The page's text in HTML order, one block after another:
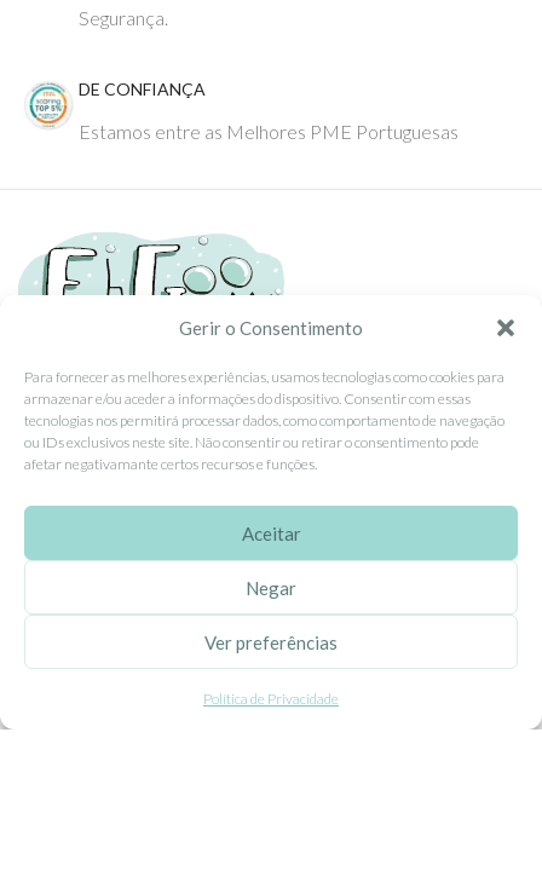
Gerir o Consentimento
Para fornecer as melhores experiências, usamos tecnologias como cookies para
armazenar e/ou aceder a informações do dispositivo. Consentir com essas
tecnologias nos permitirá processar dados, como comportamento de navegação
ou IDs exclusivos neste site. Não consentir ou retirar o consentimento pode
afetar negativamante certos recursos e funções.
Aceitar
Negar
Ver preferências
Política de Privacidade
Segurança.
DE CONFIANÇA
Estamos entre as Melhores PME Portuguesas
Tel: (351) 234095278 Custo de Chamada para Rede Fixa Nacional
Email: info@ehgoom.com
Rua José Afonso, Nº 50, 3800-438 Aveiro, Portugal
Sobre Nós
Propriedade Intelectual
Colaboração com Bloggers